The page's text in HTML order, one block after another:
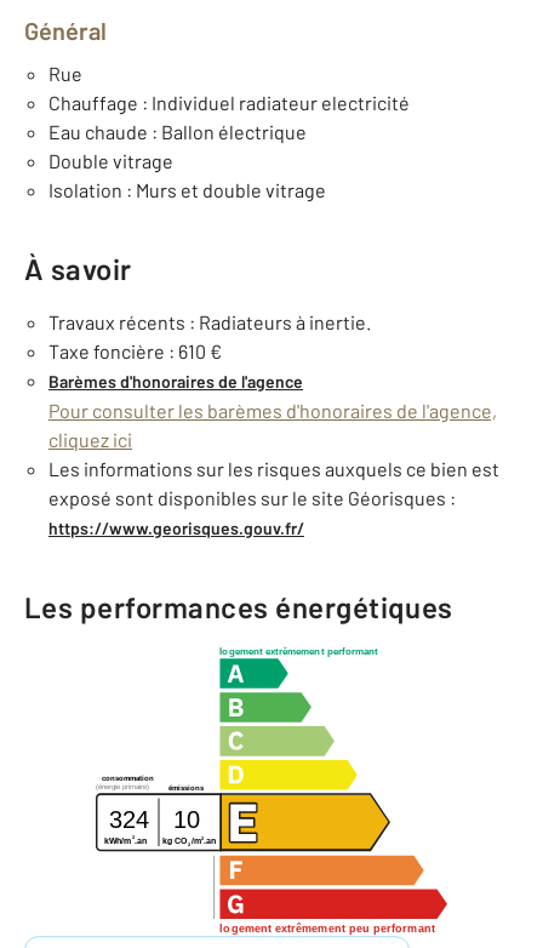
Général
Rue
Chauffage : Individuel radiateur electricité
Eau chaude : Ballon électrique
Double vitrage
Isolation : Murs et double vitrage
À savoir
Travaux récents : Radiateurs à inertie.
Taxe foncière : 610 €
Barèmes d'honoraires de l'agence
Pour consulter les barèmes d'honoraires de l'agence,
cliquez ici
Les informations sur les risques auxquels ce bien est
exposé sont disponibles sur le site Géorisques :
https://www.georisques.gouv.fr/
Les performances énergétiques
logement extrêmement performant
logement extrêmement peu performant
consommation
émissions
(énergie primaire)
324 10
kWh/m2.an kg CO2/m2 .an